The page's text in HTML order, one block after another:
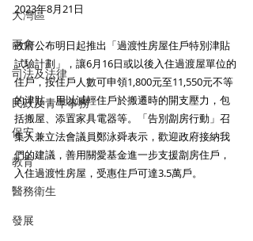
大灣區
兩會
司法及法律
民政及青年事務
保安
教育
醫務衛生
發展
2023年8月21日
政府公布明日起推出「過渡性房屋住戶特別津貼
試驗計劃」，讓6月16日或以後入住過渡屋單位的
住戶，按住戶人數可申領1,800元至11,550元不等
的津貼，用以減輕住戶於搬遷時的開支壓力，包
括搬屋、添置家具電器等。「告別劏房行動」召
集人兼立法會議員鄭泳舜表示，歡迎政府接納我
們的建議，善用關愛基金進一步支援劏房住戶，
入住過渡性房屋，受惠住戶可達3.5萬戶。